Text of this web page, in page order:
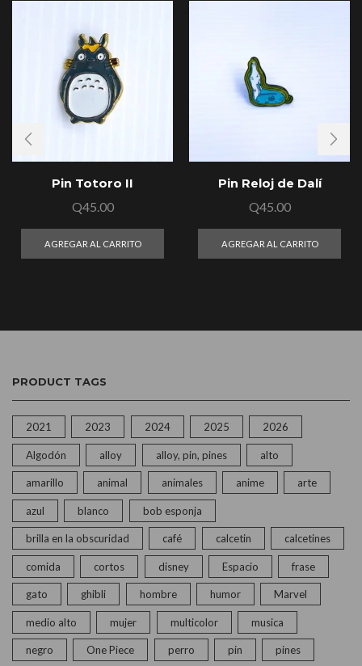
Pin Totoro II
Q45.00
AGREGAR AL CARRITO
Pin Reloj de Dalí
Q45.00
AGREGAR AL CARRITO
PRODUCT TAGS
2021 2023 2024 2025 2026
Algodón alloy alloy, pin, pines alto
amarillo animal animales anime arte
azul blanco bob esponja
brilla en la obscuridad café calcetin calcetines
comida cortos disney Espacio frase
gato ghibli hombre humor Marvel
medio alto mujer multicolor musica
negro One Piece perro pin pines